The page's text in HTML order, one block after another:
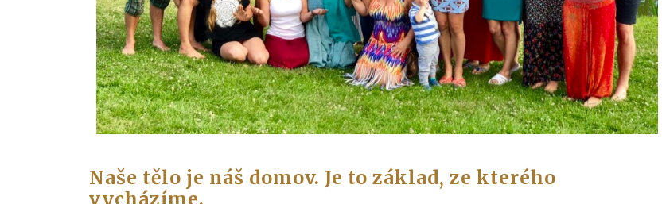
Naše tělo je náš domov. Je to základ, ze kterého
vycházíme.